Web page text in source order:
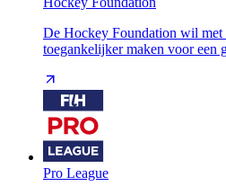
De Hockey Foundation wil met
toegankelijker maken voor een
Pro League